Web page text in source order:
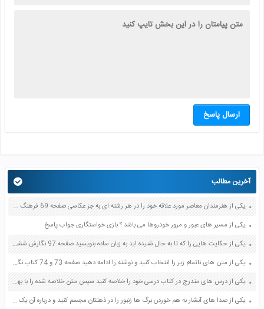
ارسال پاسخ
آخرین مطالب
یکی از هنرمندان معاصر مورد علاقه خود را در هر رشته ای به جز عکاسی صفحه 69 فرهنگ و هنر نهم
یکی از مسیر های عبور و مرور خودروها می باشد ؟ بازی خواستگاری جواب پاسخ
یکی از حکایت هایی را که تا به حال شنیده اید به زبان ساده بنویسید صفحه 97 نگارش ششم دبستان
یکی از متن های ناتمام زیر را انتخاب کنید و نوشته را ادامه دهید صفحه 73 و 74 کتاب نگارش فارسی پنجم دبستان
یکی از درس های مندرج در کتاب درسی خود را خلاصه کنید سپس متن خلاصه شده را با بهره گیری از روش های دسته بندی نمودار جدول نقشه مفهومی نشان دهید صفحه 118 نگارش یازدهم
یکی از صدا های آبشار به هم خوردن برگ ها زنبور را در ذهنتان مجسم کنید و درباره آن یک بند بنویسید صفحه 11 نگارش پنجم